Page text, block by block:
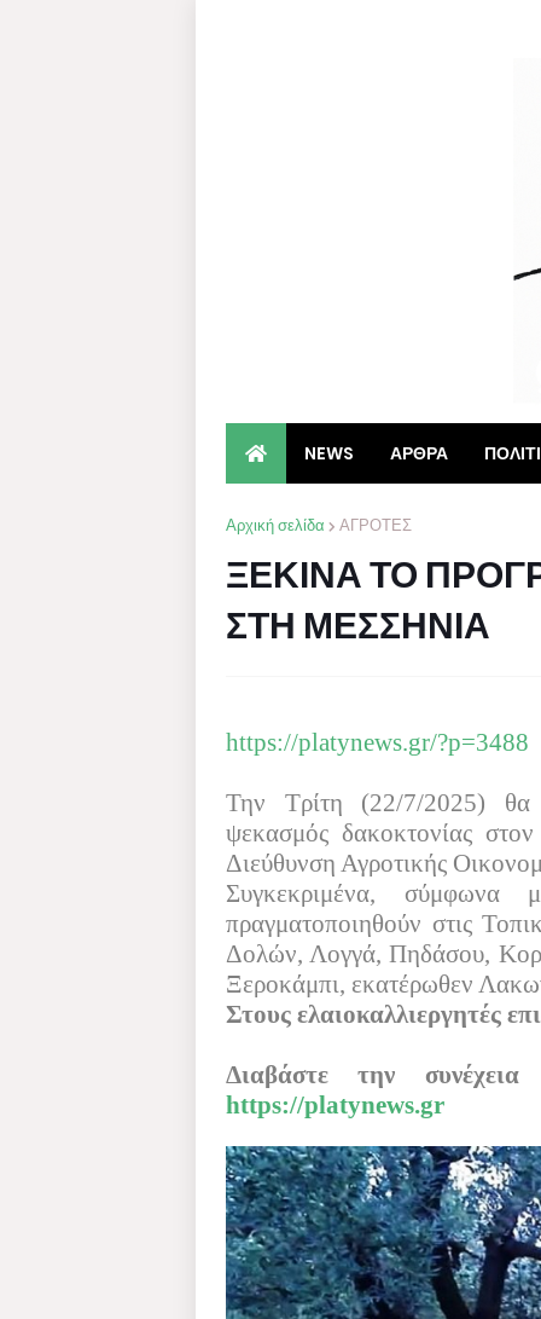
NEWS ΑΡΘΡΑ
Αρχική σελίδα ΑΓΡΟΤΕΣ
ΞΕΚΙΝΑ ΤΟ
ΣΤΗ ΜΕΣΣΗΝΙΑ
https://platynews.gr/?p=3488
Την Τρίτη (22/7/2025) θα
ψεκασμός δακοκτονίας
Διεύθυνση Αγροτικής
Συγκεκριμένα, σύμφωνα
πραγματοποιηθούν στις
Δολών, Λογγά, Πηδάσου,
Ξεροκάμπι, εκατέρωθεν
Στους ελαιοκαλλιεργητές
Διαβάστε την
https://platynews.gr